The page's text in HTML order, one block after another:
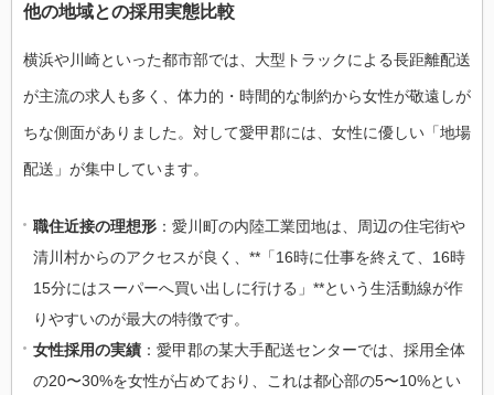
他の地域との採用実態比較
横浜や川崎といった都市部では、大型トラックによる長距離配送
が主流の求人も多く、体力的・時間的な制約から女性が敬遠しが
ちな側面がありました。対して愛甲郡には、女性に優しい「地場
配送」が集中しています。
職住近接の理想形 ：愛川町の内陸工業団地は、周辺の住宅街や
清川村からのアクセスが良く、**「16時に仕事を終えて、16時
15分にはスーパーへ買い出しに行ける」**という生活動線が作
りやすいのが最大の特徴です。
女性採用の実績 ：愛甲郡の某大手配送センターでは、採用全体
の20〜30%を女性が占めており、これは都心部の5〜10%とい